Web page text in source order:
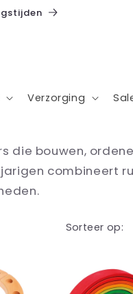
Verzorging
die bouwen,
combineert
Sorteer op: